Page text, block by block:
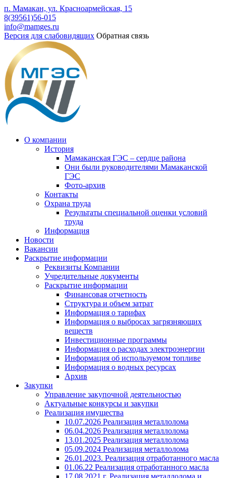
п. Мамакан, ул. Красноармейская, 15
8(39561)56-015
info@mamges.ru
Версия для слабовидящих Обратная связь
О компании
История
Мамаканская ГЭС – сердце района
Они были руководителями Мамаканской
ГЭС
Фото-архив
Контакты
Охрана труда
Результаты специальной оценки условий
труда
Информация
Новости
Вакансии
Раскрытие информации
Реквизиты Компании
Учредительные документы
Раскрытие информации
Финансовая отчетность
Структура и объем затрат
Информация о тарифах
Информация о выбросах загрязняющих
веществ
Инвестиционные программы
Информация о расходах электроэнергии
Информация об используемом топливе
Информация о водных ресурсах
Архив
Закупки
Управление закупочной деятельностью
Актуальные конкурсы и закупки
Реализация имущества
10.07.2026 Реализация металлолома
06.04.2026 Реализация металлолома
13.01.2025 Реализация металлолома
05.09.2024 Реализация металлолома
26.01.2023. Реализация отработанного масла
01.06.22 Реализация отработанного масла
17.08.2021 г. Реализация металлолома и